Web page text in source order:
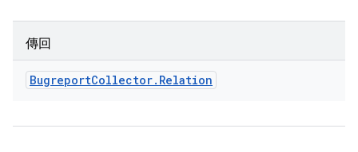
傳回
BugreportCollector. Relation